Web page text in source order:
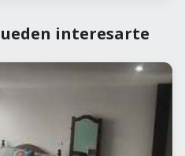
interesarte